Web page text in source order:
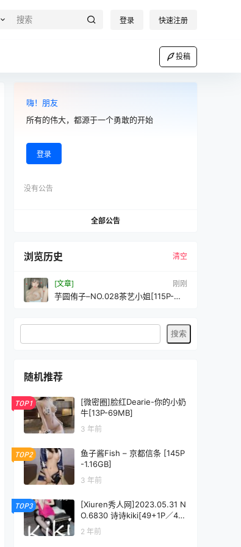
登录 快速注册
投稿
嗨！朋友
所有的伟大，都源于一个勇敢的开始
登录
没有公告
全部公告
浏览历史 清空
[文章] 刚刚
芋圆侑子–NO.028茶艺小姐[115P-
随机推荐
TOP1
[微密圈]脸红Dearie-你的小奶
牛[13P-69MB]
3 年前
TOP2
鱼子酱Fish – 京都信条 [145P
-1.16GB]
3 年前
TOP3
[Xiuren秀人网]2023.05.31 N
O.6830 诗诗kiki[49+1P／46
4MB]
2 年前